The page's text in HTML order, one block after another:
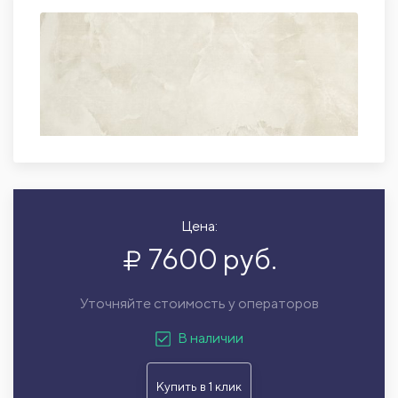
Цена:
7600 руб.
Уточняйте стоимость у операторов
В наличии
Купить в 1 клик